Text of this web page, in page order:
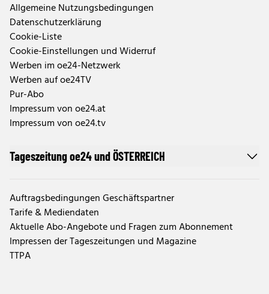
Allgemeine Nutzungsbedingungen
Datenschutzerklärung
Cookie-Liste
Cookie-Einstellungen und Widerruf
Werben im oe24-Netzwerk
Werben auf oe24TV
Pur-Abo
Impressum von oe24.at
Impressum von oe24.tv
Tageszeitung oe24 und ÖSTERREICH
Auftragsbedingungen Geschäftspartner
Tarife & Mediendaten
Aktuelle Abo-Angebote und Fragen zum Abonnement
Impressen der Tageszeitungen und Magazine
TTPA